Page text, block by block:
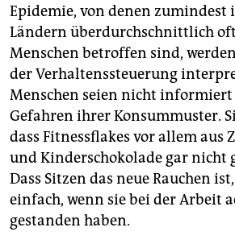
Epidemie, von denen zumindest
Ländern überdurchschnittlich
Menschen betroffen sind,
der Verhaltenssteuerung
Menschen seien nicht informiert
Gefahren ihrer Konsummuster.
dass Fitnessflakes vor allem aus
und Kinderschokolade gar nicht
Dass Sitzen das neue Rauchen
einfach, wenn sie bei der Arbeit
gestanden haben.